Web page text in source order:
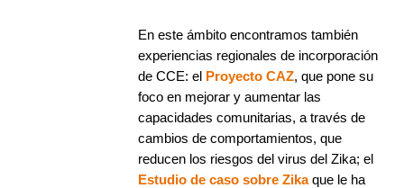
En este ámbito encontramos también
experiencias regionales de incorporación
de CCE: el Proyecto CAZ, que pone su
foco en mejorar y aumentar las
capacidades comunitarias, a través de
cambios de comportamientos, que
reducen los riesgos del virus del Zika; el
Estudio de caso sobre Zikaque le ha